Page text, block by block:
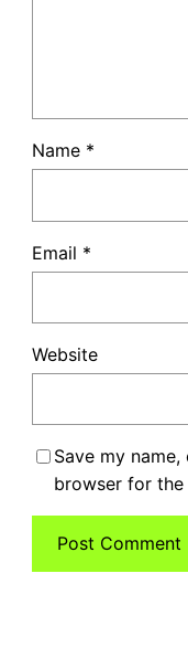
Name *
Email *
Website
Save my
browser for